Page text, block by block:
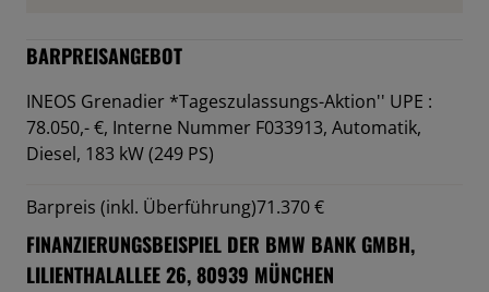
BARPREISANGEBOT
INEOS Grenadier *Tageszulassungs-Aktion'' UPE :
78.050,- €, Interne Nummer F033913, Automatik,
Diesel, 183 kW (249 PS)
Barpreis (inkl. Überführung)71.370 €
FINANZIERUNGSBEISPIEL DER BMW BANK GMBH,
LILIENTHALALLEE 26, 80939 MÜNCHEN